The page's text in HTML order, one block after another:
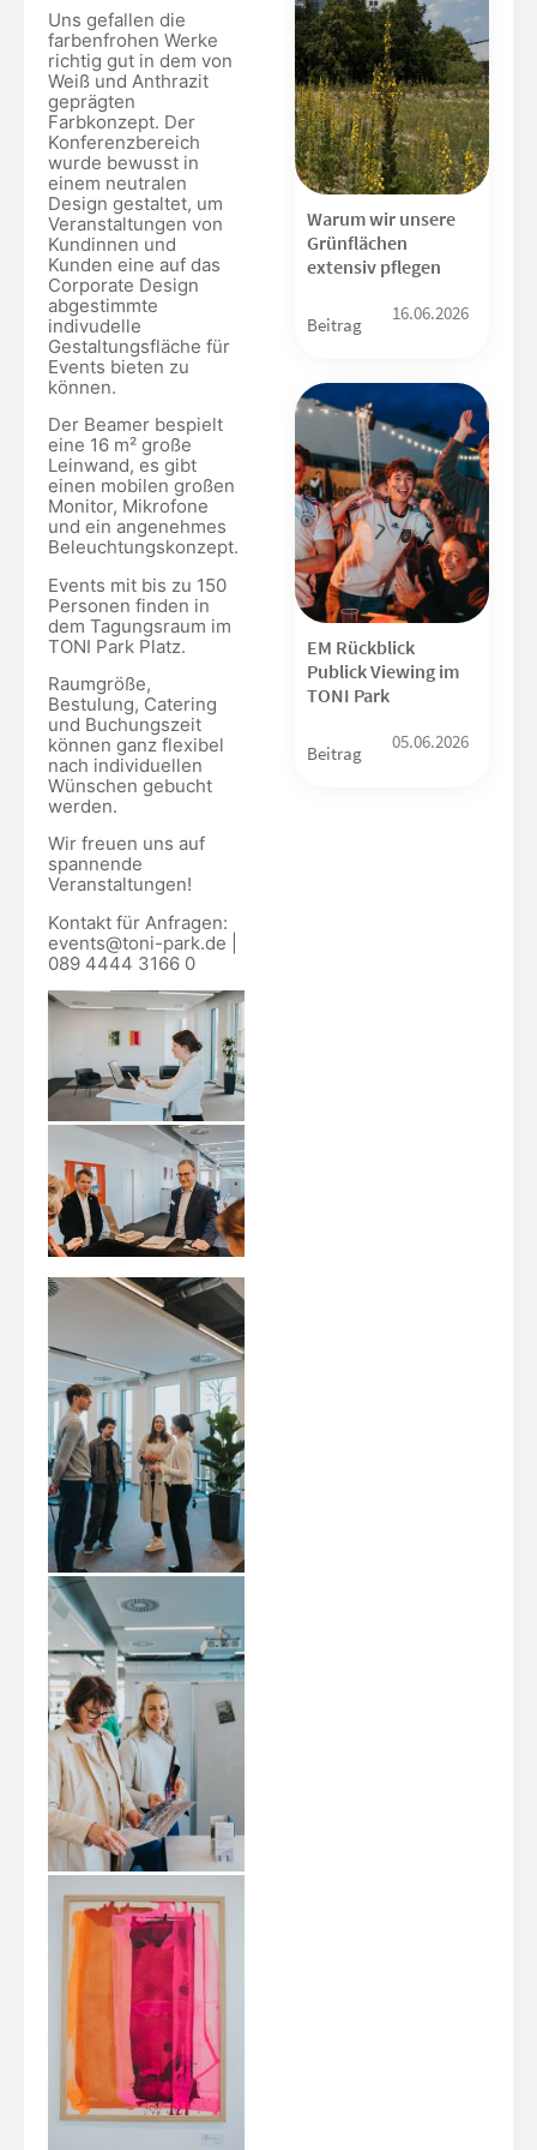
Uns gefallen die
farbenfrohen Werke
richtig gut in dem von
Weiß und Anthrazit
geprägten
Farbkonzept. Der
Konferenzbereich
wurde bewusst in
einem neutralen
Design gestaltet, um
Veranstaltungen von
Kundinnen und
Kunden eine auf das
Corporate Design
abgestimmte
indivudelle
Gestaltungsfläche für
Events bieten zu
können.
Der Beamer bespielt
eine 16 m² große
Leinwand, es gibt
einen mobilen großen
Monitor, Mikrofone
und ein angenehmes
Beleuchtungskonzept.
Events mit bis zu 150
Personen finden in
dem Tagungsraum im
TONI Park Platz.
Raumgröße,
Bestulung, Catering
und Buchungszeit
können ganz flexibel
nach individuellen
Wünschen gebucht
werden.
Wir freuen uns auf
spannende
Veranstaltungen!
Kontakt für Anfragen:
events@toni-park.de |
089 4444 3166 0
Warum wir unsere
Grünflächen
extensiv pflegen
Beitrag
16.06.2026
EM Rückblick
Publick Viewing im
TONI Park
Beitrag
05.06.2026